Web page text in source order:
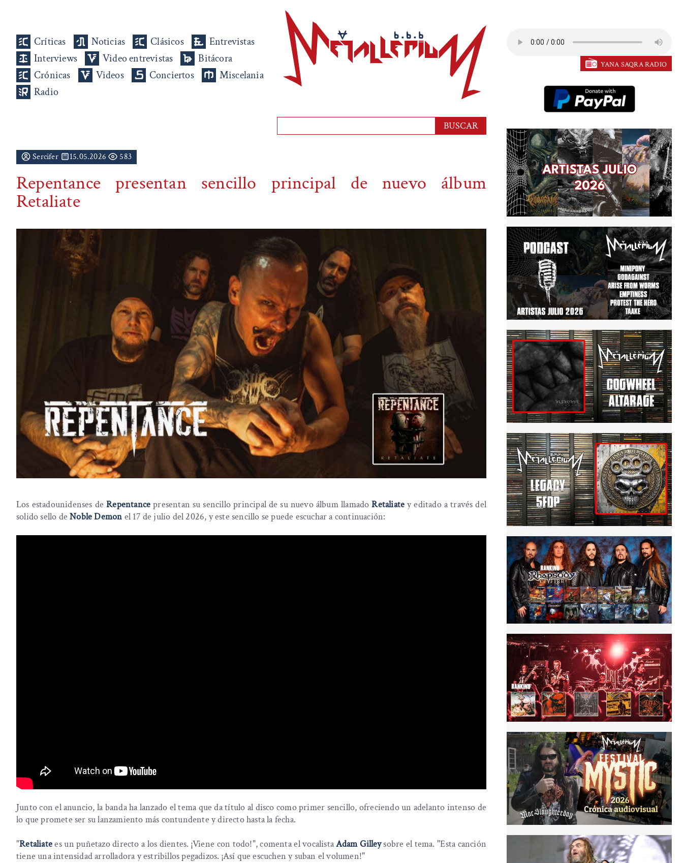
Críticas Noticias Clásicos
Entrevistas
Interviews
Video entrevistas
Bitácora
Crónicas
Videos Conciertos
Miscelania
Radio
Sercifer 15.05.2026 583
Repentance presentan sencillo principal de nuevo álbum
Retaliate
Los estadounidenses deRepentance presentan su sencillo principal de su nuevo álbum llamadoRetaliatey editado a través del
solido sello deNoble Demon el 17 de julio del 2026, y este sencillo se puede escuchar a continuación:
Junto con el anuncio, la banda ha lanzado el tema que da título al disco como primer sencillo, ofreciendo un adelanto intenso de
lo que promete ser su lanzamiento más contundente y directo hasta la fecha.
"Retaliatees un puñetazo directo a los dientes. ¡Viene con todo!", comenta el vocalistaAdam Gilleysobre el tema. "Esta canción
tiene una intensidad arrolladora y estribillos pegadizos. ¡Así que escuchen y suban el volumen!"
YANA SAQRA RADIO